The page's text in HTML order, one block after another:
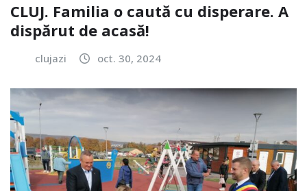
CLUJ. Familia o caută cu disperare. A
dispărut de acasă!
clujazi oct. 30, 2024